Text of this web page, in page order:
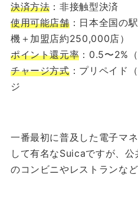
決済方法 ：非接触型決済
使用可能店舗：日本全国の
機＋加盟店約250,000店）
ポイント還元率 ：0.5〜2%
チャージ方式：プリペイド
ジ
一番最初に普及した電子マ
して有名なSuicaですが、
のコンビニやレストランな